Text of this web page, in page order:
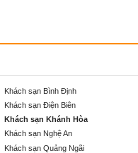
Khách sạn Bình Định
Khách sạn Điện Biên
Khách sạn Khánh Hòa
Khách sạn Nghệ An
Khách sạn Quảng Ngãi